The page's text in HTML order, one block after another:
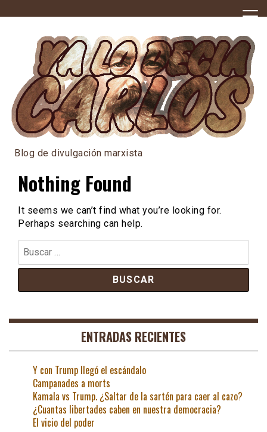
to
Blog de divulgación marxista
Nothing Found
It seems we can’t find what you’re looking for.
Perhaps searching can help.
Buscar:
ENTRADAS RECIENTES
Y con Trump llegó el escándalo
Campanades a morts
Kamala vs Trump. ¿Saltar de la sartén para caer al cazo?
¿Cuantas libertades caben en nuestra democracia?
El vicio del poder